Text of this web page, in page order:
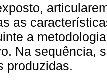
as
a
Na sequência,
produzidas.